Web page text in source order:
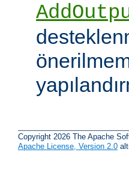
Copyright 2026 The Apache
Apache License, Version 2.0